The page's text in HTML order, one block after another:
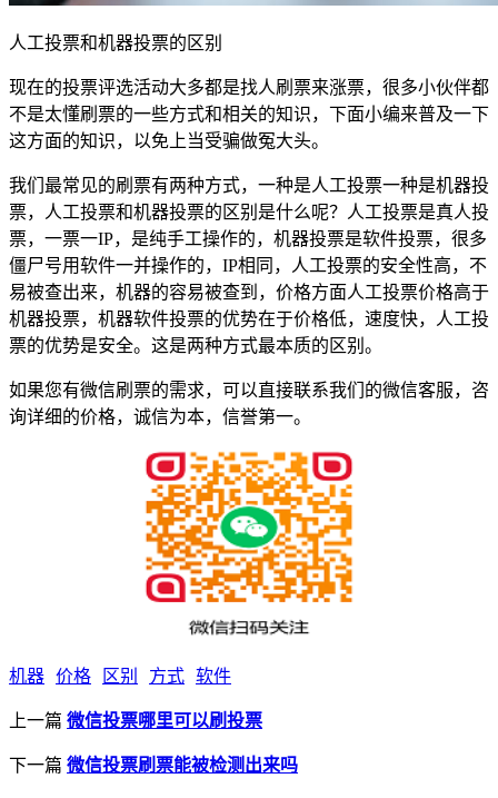
人工投票和机器投票的区别
现在的投票评选活动大多都是找人刷票来涨票，很多小伙伴都
不是太懂刷票的一些方式和相关的知识，下面小编来普及一下
这方面的知识，以免上当受骗做冤大头。
我们最常见的刷票有两种方式，一种是人工投票一种是机器投
票，人工投票和机器投票的区别是什么呢？人工投票是真人投
票，一票一IP，是纯手工操作的，机器投票是软件投票，很多
僵尸号用软件一并操作的，IP相同，人工投票的安全性高，不
易被查出来，机器的容易被查到，价格方面人工投票价格高于
机器投票，机器软件投票的优势在于价格低，速度快，人工投
票的优势是安全。这是两种方式最本质的区别。
如果您有微信刷票的需求，可以直接联系我们的微信客服，咨
询详细的价格，诚信为本，信誉第一。
机器 价格 区别 方式 软件
上一篇 微信投票哪里可以刷投票
下一篇 微信投票刷票能被检测出来吗